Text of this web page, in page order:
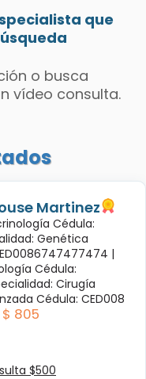
que
o busca
vídeo consulta.
Martinez
Cédula:
Genética
|
Cédula:
Cirugía
Cédula: CED008
$ 805
$500